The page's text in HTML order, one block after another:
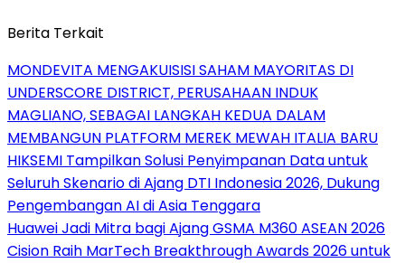
Berita Terkait
MONDEVITA MENGAKUISISI SAHAM MAYORITAS DI
UNDERSCORE DISTRICT, PERUSAHAAN INDUK
MAGLIANO, SEBAGAI LANGKAH KEDUA DALAM
MEMBANGUN PLATFORM MEREK MEWAH ITALIA BARU
HIKSEMI Tampilkan Solusi Penyimpanan Data untuk
Seluruh Skenario di Ajang DTI Indonesia 2026, Dukung
Pengembangan AI di Asia Tenggara
Huawei Jadi Mitra bagi Ajang GSMA M360 ASEAN 2026
Cision Raih MarTech Breakthrough Awards 2026 untuk